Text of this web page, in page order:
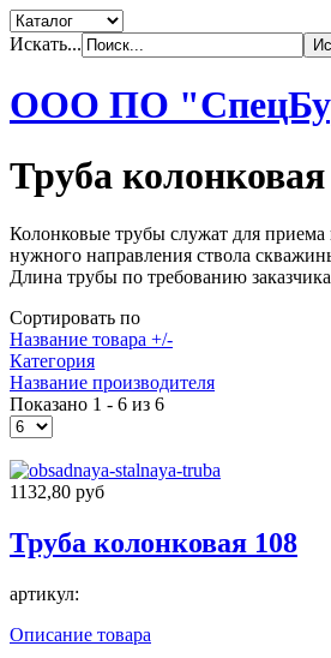
Искать...
ООО ПО
Труба колонковая
Колонковые трубы служат для
нужного направления ствола
Длина трубы по требованию
Сортировать по
Название товара +/-
Категория
Название производителя
Показано 1 - 6 из 6
1132,80 руб
Труба колонковая 108
артикул:
Описание товара